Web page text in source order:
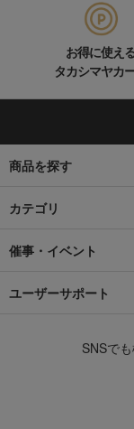
お得に使え
タカシマヤカ
商品を探す
カテゴリ
催事・イベント
ユーザーサポート
SNSで